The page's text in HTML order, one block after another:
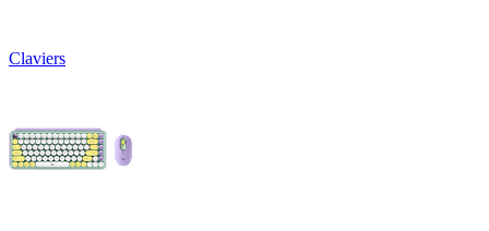
Claviers